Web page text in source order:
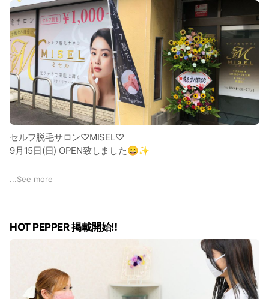
セルフ脱毛サロン♡MISEL♡
9月15日(日) OPEN致しました😄✨
クリアスキン脱毛で魅せる自分に💕
＊男女OK
セルフなので、お客様にあった施術方法で
自分のペースで行えます😉♥️
※ お試し体験 (30分) 1000円‼️
...See more
HOT PEPPER 掲載開始‼️